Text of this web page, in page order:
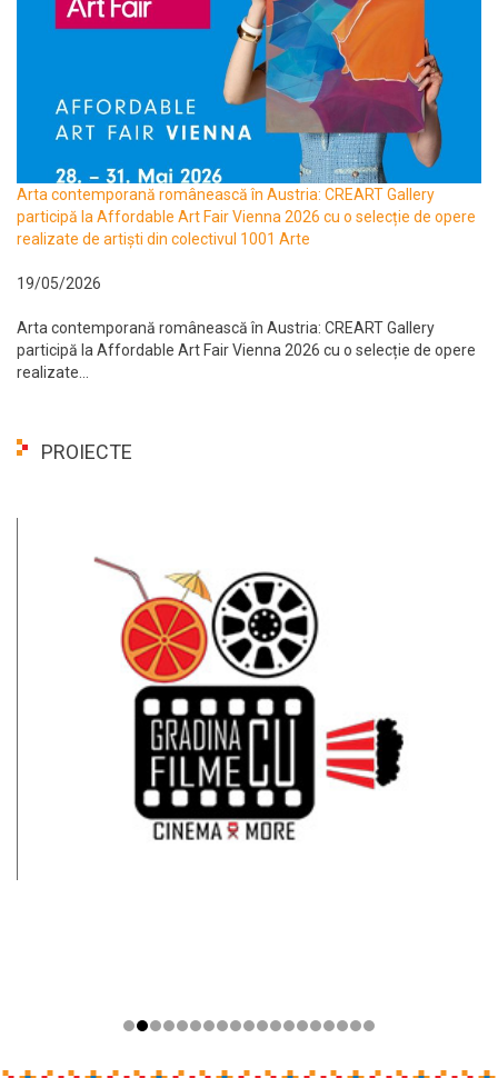
Arta contemporană românească în Austria: CREART Gallery
participă la Affordable Art Fair Vienna 2026 cu o selecție de opere
realizate de artiști din colectivul 1001 Arte
19/05/2026
Arta contemporană românească în Austria: CREART Gallery
participă la Affordable Art Fair Vienna 2026 cu o selecție de opere
realizate...
PROIECTE